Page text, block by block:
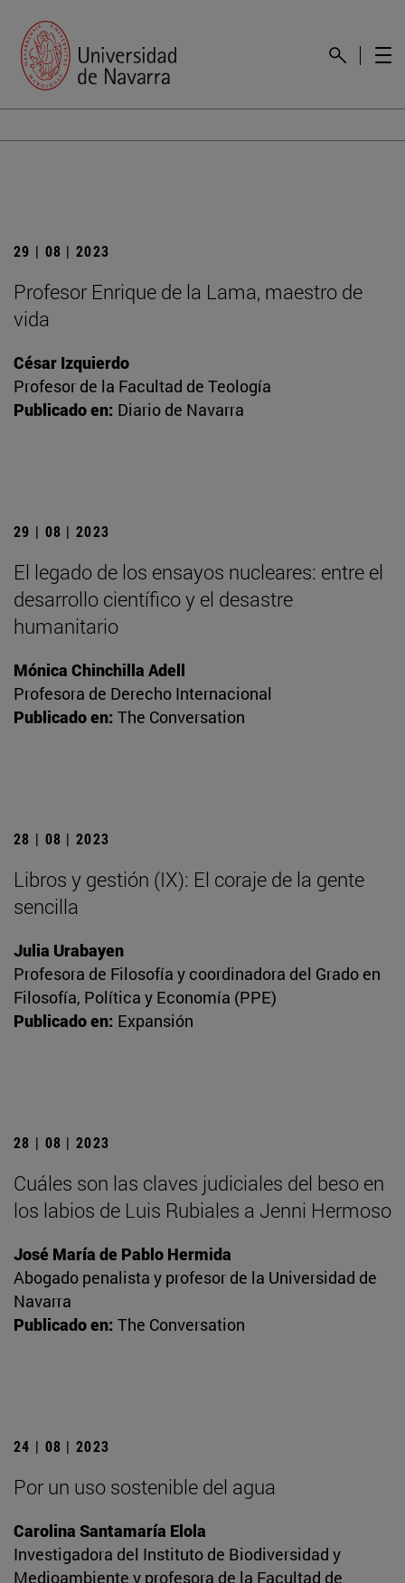
29 | 08 | 2023
Profesor Enrique de la Lama, maestro de
vida
César Izquierdo
Profesor de la Facultad de Teología
Publicado en: Diario de Navarra
29 | 08 | 2023
El legado de los ensayos nucleares: entre el
desarrollo científico y el desastre
humanitario
Mónica Chinchilla Adell
Profesora de Derecho Internacional
Publicado en: The Conversation
28 | 08 | 2023
Libros y gestión (IX): El coraje de la gente
sencilla
Julia Urabayen
Profesora de Filosofía y coordinadora del Grado en
Filosofía, Política y Economía (PPE)
Publicado en: Expansión
28 | 08 | 2023
Cuáles son las claves judiciales del beso en
los labios de Luis Rubiales a Jenni Hermoso
José María de Pablo Hermida
Abogado penalista y profesor de la Universidad de
Navarra
Publicado en: The Conversation
24 | 08 | 2023
Por un uso sostenible del agua
Carolina Santamaría Elola
Investigadora del Instituto de Biodiversidad y
Medioambiente y profesora de la Facultad de